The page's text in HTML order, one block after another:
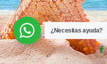
© 2019 Manabiche.
¿Necesitas ayuda?